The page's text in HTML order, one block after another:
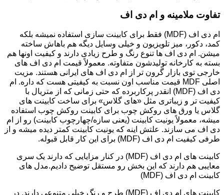
تفاوت ملامینه و ام دی اف
ام دی اف (MDF) فقط برای کابینت سازی استفاده نمیشه بلکه
کمد، دکور، میز تلویزیون و خیلی وسایل دیگه هم باهاش ساخته
میشن. ام دی اف ها تنوع رنگ و طرح زیادی دارند و کیفیت اونها هم
بسته به کارخانه تولیدشون متفاوته. معمولاً قیمت ام دی اف های
خارجی توی بازار گرون تر از ام دی اف های ایرانی هستند. مزیت
اصلی MDF قیمت مناسب اون نسبت به کیفیتی هست که داره. ام
دی اف (MDF) انقدر پرکاربرده که حتی زمانی که از متریال با
کیفیت تر و زیباتری مثل «های گلاس» برای ساخت کابینت های
گلاس یا ورق های روکش چوب برای کابینت روکش چوب استفاده
میشه، معمولاً یونیت کابینت (یعنی سازه/چهارچوب کابینت) رو از ام
دی اف می سازند. علتش اینه که یونیت کابینت کمتر دیده میشه و از
طرفی کیفیت ام دی اف (MDF) برای این کار قابل قبوله.
کابینت های ام دی اف (MDF) در کنار مزایایی که دارند یک سری
معایبی هم دارند که این بخش رو مستقل توضیح دادیم.مدل های
کابینت ام دی اف (MDF)
کابینت های ام دی اف (MDF) طرح و رنگ خیلی متنوعی دارند. در